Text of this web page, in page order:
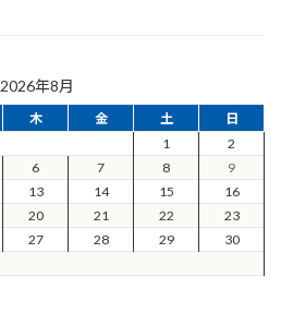
2026年8月
木 金 土
日
1
2
6 7 8
9
13 14 15
16
20 21 22
23
27 28 29
30